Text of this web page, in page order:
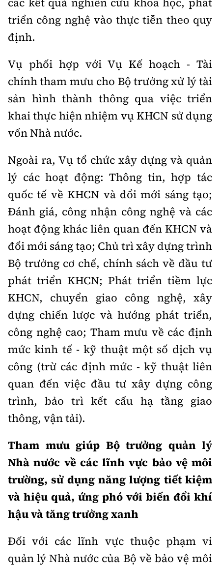
triển công nghệ vào thực tiễn theo quy
định.
Vụ phối hợp với Vụ Kế hoạch - Tài
chính tham mưu cho Bộ trưởng xử lý tài
sản hình thành thông qua việc triển
khai thực hiện nhiệm vụ KHCN sử dụng
vốn Nhà nước.
Ngoài ra, Vụ tổ chức xây dựng và quản
lý các hoạt động: Thông tin, hợp tác
quốc tế về KHCN và đổi mới sáng tạo;
Đánh giá, công nhận công nghệ và các
hoạt động khác liên quan đến KHCN và
đổi mới sáng tạo; Chủ trì xây dựng trình
Bộ trưởng cơ chế, chính sách về đầu tư
phát triển KHCN; Phát triển tiềm lực
KHCN, chuyển giao công nghệ, xây
dựng chiến lược và hướng phát triển,
công nghệ cao; Tham mưu về các định
mức kinh tế - kỹ thuật một số dịch vụ
công (trừ các định mức - kỹ thuật liên
quan đến việc đầu tư xây dựng công
trình, bảo trì kết cấu hạ tầng giao
thông, vận tải).
Tham mưu giúp Bộ trưởng quản lý
Nhà nước về các lĩnh vực bảo vệ môi
trường, sử dụng năng lượng tiết kiệm
và hiệu quả, ứng phó với biến đổi khí
hậu và tăng trưởng xanh
Đối với các lĩnh vực thuộc phạm vi
quản lý Nhà nước của Bộ về bảo vệ môi